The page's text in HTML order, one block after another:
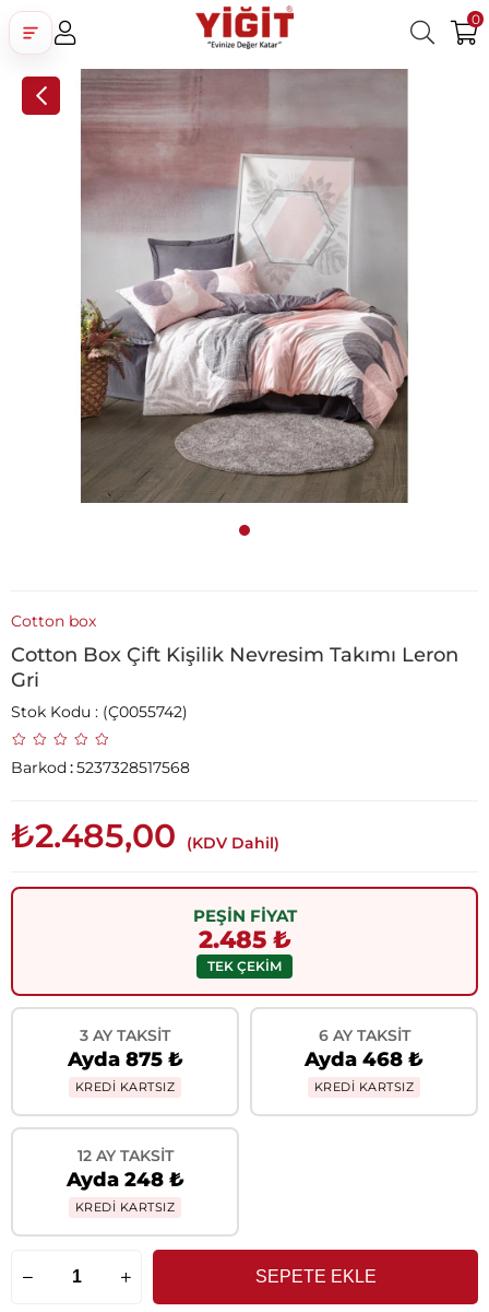
0
Üye Girişi
Google İle Bağlan
Cotton box
Cotton Box Çift Kişilik Nevresim Takımı Leron
Gri
Stok Kodu (Ç0055742)
Barkod:5237328517568
₺2.485,00 (KDV Dahil)
PEŞİN FİYAT
2.485 ₺
TEK ÇEKİM
3 AY TAKSIT
Ayda 875 ₺
KREDİ KARTSIZ
6 AY TAKSIT
Ayda 468 ₺
KREDİ KARTSIZ
12 AY TAKSIT
Ayda 248 ₺
KREDİ KARTSIZ